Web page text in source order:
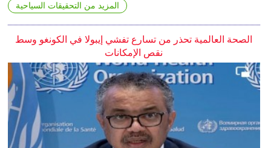
المزيد من التحقيقات السياحية
الصحة العالمية تحذر من تسارع تفشي إيبولا في الكونغو وسط
نقص الإمكانات